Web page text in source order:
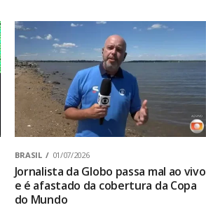
BRASIL 01/07/2026
Jornalista da Globo passa mal ao vivo
e é afastado da cobertura da Copa
do Mundo